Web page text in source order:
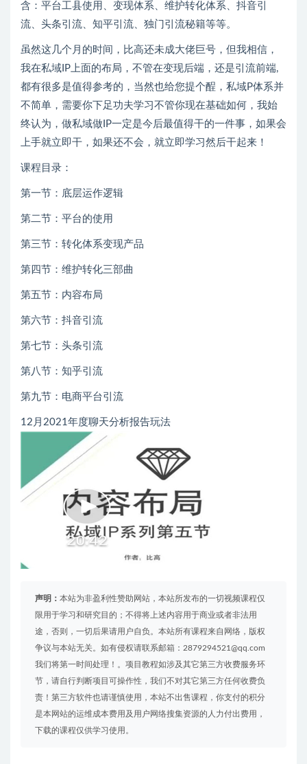
含：平台工县使用、变现体系、维护转化体系、抖音引
流、头条引流、知平引流、独门引流秘籍等等。
虽然这几个月的时间，比高还未成大佬巨号，但我相信，
我在私域IP上面的布局，不管在变现后端，还是引流前端,
都有很多是值得参考的，当然也给您提个酲，私域P体系并
不简单，需要你下足功夫学习不管你现在基础如何，我始
终认为，做私域做IP一定是今后最值得干的一件事，如果会
上手就立即干，如果还不会，就立即学习然后干起来！
课程目录：
第一节：底层运作逻辑
第二节：平台的使用
第三节：转化体系变现产品
第四节：维护转化三部曲
第五节：内容布局
第六节：抖音引流
第七节：头条引流
第八节：知乎引流
第九节：电商平台引流
12月2021年度聊天分析报告玩法
声明： 本站为非盈利性赞助网站，本站所发布的一切视频课程仅
限用于学习和研究目的；不得将上述内容用于商业或者非法用
途，否则，一切后果请用户自负。本站所有课程来自网络，版权
争议与本站无关。如有侵权请联系邮箱：2879294521@qq.com
我们将第一时间处理！。项目教程如涉及其它第三方收费服务环
节，请自行判断项目可操作性，我们不对其它第三方任何收费负
责！第三方软件也请谨慎使用，本站不出售课程，你支付的积分
是本网站的运维成本费用及用户网络搜集资源的人力付出费用，
下载的课程仅供学习使用。